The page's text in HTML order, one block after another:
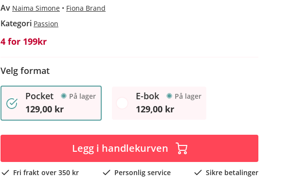
Av Naima Simone Fiona Brand
Kategori Passion
4 for 199kr
Velg format
Pocket På lager
129,00 kr
E-bok På lager
129,00 kr
Legg i handlekurven
Fri frakt over 350 kr Personlig service Sikre betalinger